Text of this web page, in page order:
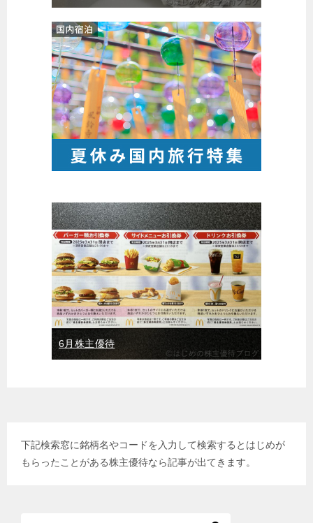
6月株主優待
下記検索窓に銘柄名やコードを入力して検索するとはじめが
もらったことがある株主優待なら記事が出てきます。